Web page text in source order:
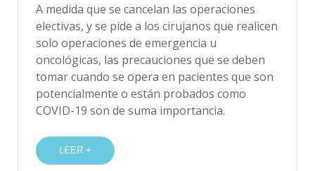
A medida que se cancelan las operaciones
electivas, y se pide a los cirujanos que realicen
solo operaciones de emergencia u
oncológicas, las precauciones que se deben
tomar cuando se opera en pacientes que son
potencialmente o están probados como
COVID-19 son de suma importancia.
LEER +